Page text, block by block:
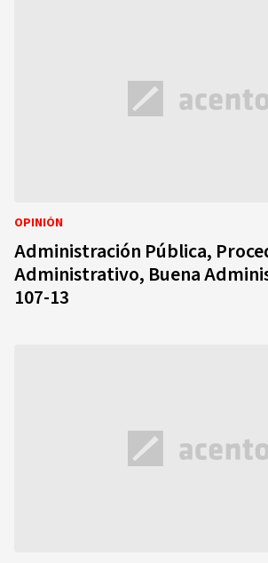
OPINIÓN
Administración Pública,
Administrativo, Buena
107-13